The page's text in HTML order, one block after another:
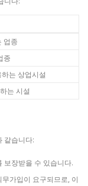
업종
종
는 상업시설
는 시설
같습니다:
보장받을 수 있습니다.
가입이 요구되므로, 이